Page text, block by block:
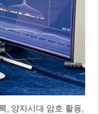
, 양자시대 암호 활용,